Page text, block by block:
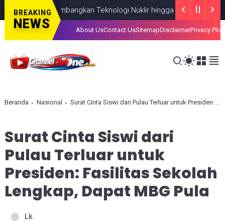
BREAKING
NEWS
Kembangkan Teknologi Nuklir hingga AI NASIONAL AUGUST
About UsContact UsSitemapDisclaimerPrivacy Plice
Beranda Nasional Surat Cinta Siswi dari Pulau Terluar untuk Presiden: Fasilitas Sekolah Lengkap, Dapat MBG Pula
Surat Cinta Siswi dari
Pulau Terluar untuk
Presiden: Fasilitas Sekolah
Lengkap, Dapat MBG Pula
Lk